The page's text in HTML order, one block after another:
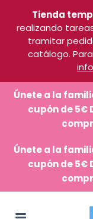
Tienda
realizando
tramitar
catálogo.
Únete a la
cupón de 5€
Únete a la
cupón de 5€